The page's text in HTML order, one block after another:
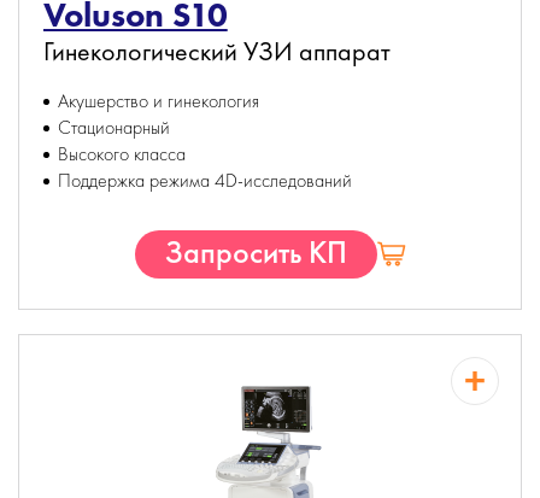
Voluson S10
Гинекологический УЗИ аппарат
Акушерство и гинекология
Стационарный
Высокого класса
Поддержка режима 4D-исследований
Запросить КП